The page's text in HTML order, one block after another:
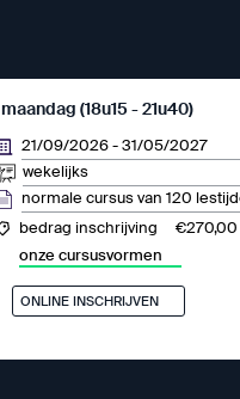
maandag (18u15 - 21u40)
21/09/2026-31/05/2027
wekelijks
normale cursus van 120
bedrag inschrijving
€270,00
onze cursusvormen
ONLINE INSCHRIJVEN